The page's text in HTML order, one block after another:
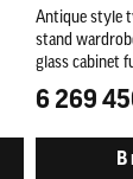
Antique style
stand
glass cabinet
6 269
В